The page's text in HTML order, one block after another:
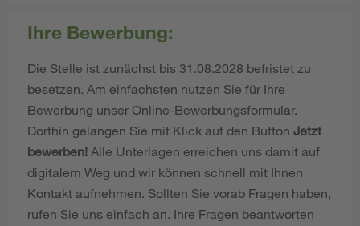
Ihre Bewerbung:
Die Stelle ist zunächst bis 31.08.2028 befristet zu
besetzen. Am einfachsten nutzen Sie für Ihre
Bewerbung unser Online-Bewerbungsformular.
Dorthin gelangen Sie mit Klick auf den Button Jetzt
bewerben! Alle Unterlagen erreichen uns damit auf
digitalem Weg und wir können schnell mit Ihnen
Kontakt aufnehmen. Sollten Sie vorab Fragen haben,
rufen Sie uns einfach an. Ihre Fragen beantworten